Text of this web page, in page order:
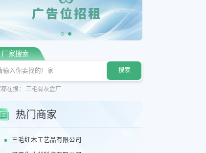
厂家搜索
在搜： 三毛骨灰盒厂
热门商家
三毛红木工艺品有限公司